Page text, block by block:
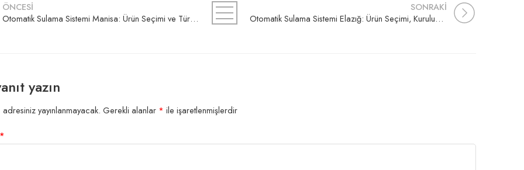
ÖNCESİ
Otomatik Sulama Sistemi Manisa: Ürün Seçimi ve Türkiye Geneli Satış
SONRAKİ
Otomatik Sulama Sistemi Elazığ: Ürün Seçimi, Kurulum ve Teklif Rehberi
yazın
yayınlanmayacak. Gerekli alanlar * ile işaretlenmişlerdir
*